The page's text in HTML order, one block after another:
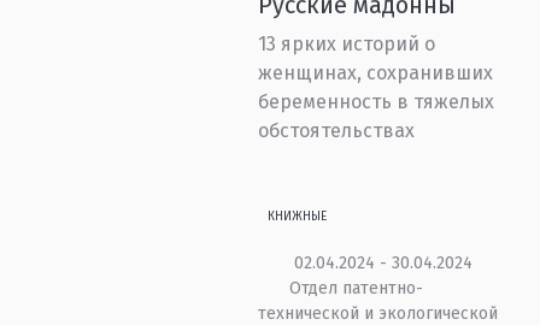
13 ярких историй о
женщинах, сохранивших
беременность в тяжелых
обстоятельствах
КНИЖНЫЕ
02.04.2024 - 30.04.2024
Отдел патентно-
технической и экологической